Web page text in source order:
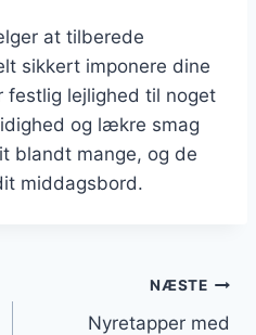
at tilberede
sikkert imponere dine
lejlighed til noget
og lækre smag
blandt mange, og de
middagsbord.
NÆSTE
Nyretapper med